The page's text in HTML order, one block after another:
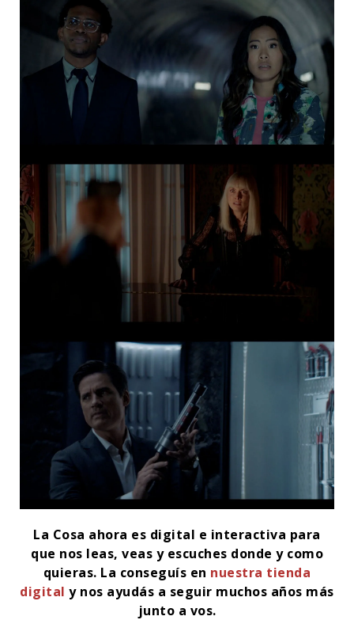
La Cosa ahora es digital e interactiva para
que nos leas, veas y escuches donde y como
quieras. La conseguís en nuestra tienda
digital y nos ayudás a seguir muchos años más
junto a vos.